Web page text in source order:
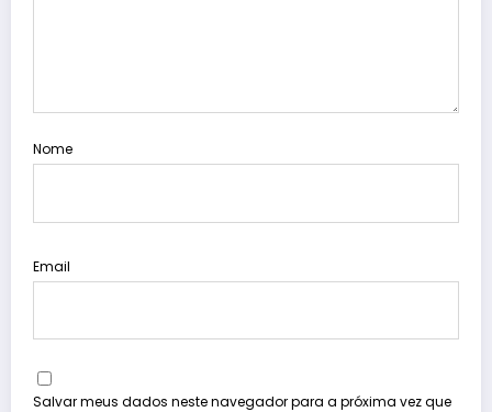
Nome
Email
Salvar meus dados neste navegador para a próxima vez que